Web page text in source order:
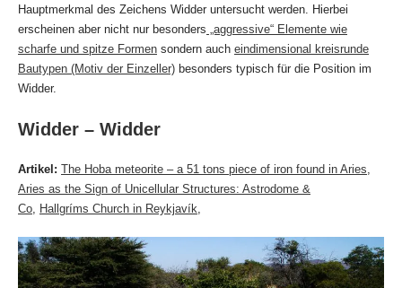
Hauptmerkmal des Zeichens Widder untersucht werden. Hierbei
erscheinen aber nicht nur besonders „aggressive“ Elemente wie
scharfe und spitze Formen sondern auch eindimensional kreisrunde
Bautypen (Motiv der Einzeller) besonders typisch für die Position im
Widder.
Widder – Widder
Artikel: The Hoba meteorite – a 51 tons piece of iron found in Aries,
Aries as the Sign of Unicellular Structures: Astrodome &
Co, Hallgríms Church in Reykjavík,